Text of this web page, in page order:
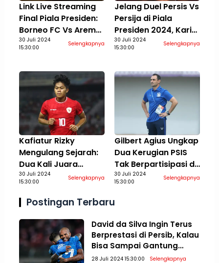
Link Live Streaming
Final Piala Presiden:
Borneo FC Vs Arema
di Vidio, 4 Agustus
30 Juli 2024
15:30:00
Selengkapnya
Jelang Duel Persis Vs
Persija di Piala
Presiden 2024, Karim
Rossi Berusaha
30 Juli 2024
15:30:00
Selengkapnya
Kafiatur Rizky
Mengulang Sejarah:
Dua Kali Juara
Bersama Timnas
Umur
30 Juli 2024
15:30:00
Selengkapnya
Gilbert Agius Ungkap
Dua Kerugian PSIS
Tak Berpartisipasi di
Piala Presiden 2024:
Terdampak
30 Juli 2024
15:30:00
Selengkapnya
Postingan Terbaru
David da Silva Ingin Terus
Berprestasi di Persib, Kalau
Bisa Sampai Gantung
Sepatu
28 Juli 2024 15:30:00 Selengkapnya